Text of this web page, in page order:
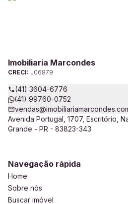
Imobiliaria Marcondes
CRECI: J06879
(41) 3604-6776
(41) 99760-0752
Avenida Portugal, 1707, Escritório,
Grande - PR - 83823-343
Navegação rápida
Home
Sobre nós
Buscar imóvel